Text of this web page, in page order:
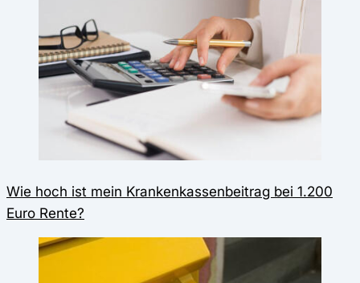
Wie hoch ist mein Krankenkassenbeitrag bei 1.200
Euro Rente?